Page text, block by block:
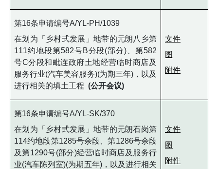
第16条申请编号A/YL-PH/1039
在划为「乡村式发展」地带的元朗八乡第
111约地段第582号B分段(部分)、第582
号C分段和毗连政府土地经营临时商店及
服务行业(汽车美容服务)(为期三年)，以及
进行相关的填土工程 (公开会议)
文件
图
附件
第16条申请编号A/YL-SK/370
在划为「乡村式发展」地带的元朗石岗第
114约地段第1285号余段、第1286号余段
及第1290号(部分)经营临时商店及服务行
业(汽车陈列室)(为期五年)，以及进行相关
文件
图
附件